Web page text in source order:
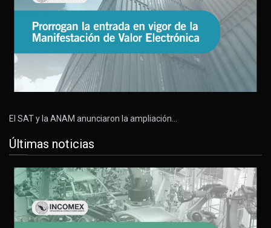
El SAT y la ANAM anunciaron la ampliación…
Últimas noticias